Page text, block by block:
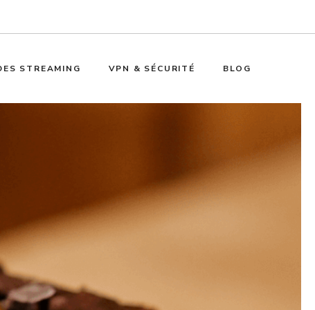
STREAMING VPN & SÉCURITÉ BLOG